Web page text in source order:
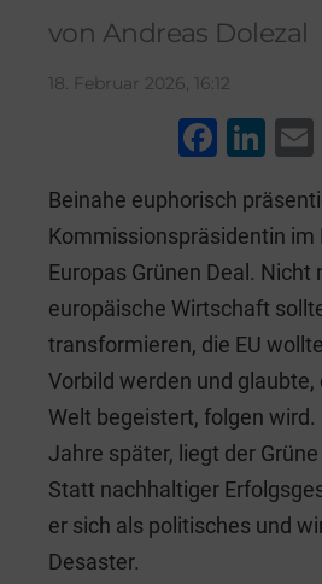
von Andreas Dolezal
18. Februar 2026, 16:12
F
c
e
b
o
o
k
Li
k
e
dI
n
Beinahe euphorisch
Kommissionspräsidentin im
Europas Grünen Deal. Nicht
europäische Wirtschaft
transformieren, die EU
Vorbild werden und glaubte,
Welt begeistert, folgen
Jahre später, liegt der
Statt nachhaltiger
er sich als politisches und
Desaster.